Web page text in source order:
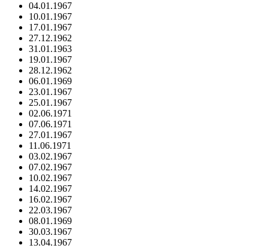
04.01.1967
10.01.1967
17.01.1967
27.12.1962
31.01.1963
19.01.1967
28.12.1962
06.01.1969
23.01.1967
25.01.1967
02.06.1971
07.06.1971
27.01.1967
11.06.1971
03.02.1967
07.02.1967
10.02.1967
14.02.1967
16.02.1967
22.03.1967
08.01.1969
30.03.1967
13.04.1967